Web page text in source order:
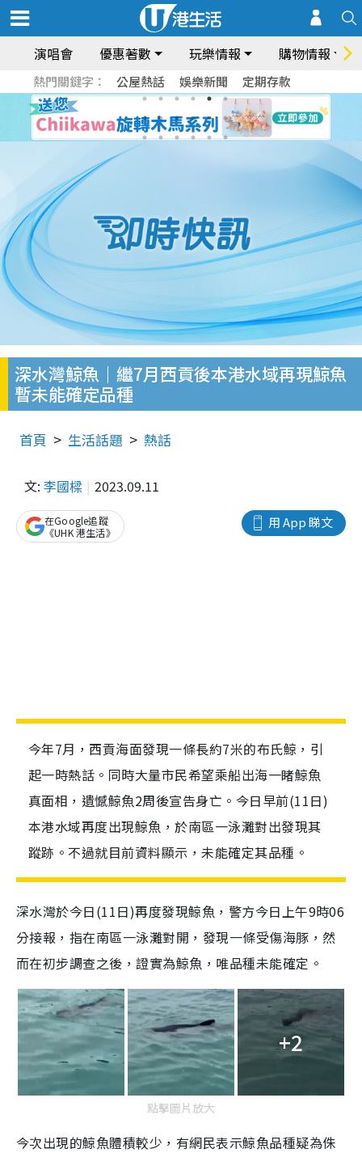
演唱會 優惠著數 玩樂情報 購物情報
熱門關鍵字： 公屋熱話 娛樂新聞 定期存款
深水灣鯨魚｜繼7月西貢後本港水域再現鯨魚
暫未能確定品種
首頁 生活話題 熱話
文: 李國樑 2023.09.11
用 App 睇文
在Google追蹤
《UHK 港生活》
今年7月，西貢海面發現一條長約7米的布氏鯨，引
起一時熱話。同時大量市民希望乘船出海一睹鯨魚
真面相，遺憾鯨魚2周後宣告身亡。今日早前(11日)
本港水域再度出現鯨魚，於南區一泳灘對出發現其
蹤跡。不過就目前資料顯示，未能確定其品種。
深水灣於今日(11日)再度發現鯨魚，警方今日上午9時06
分接報，指在南區一泳灘對開，發現一條受傷海豚，然
而在初步調查之後，證實為鯨魚，唯品種未能確定。
+2
點擊圖片放大
今次出現的鯨魚體積較少，有網民表示鯨魚品種疑為侏